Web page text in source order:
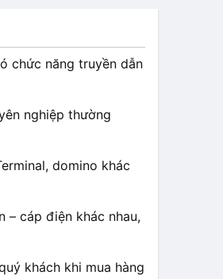
chức năng truyền dẫn
nghiệp thường
domino khác
– cáp điện khác nhau,
khách khi mua hàng